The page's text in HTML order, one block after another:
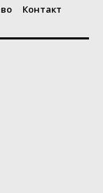
Контакт